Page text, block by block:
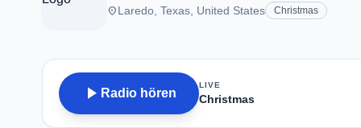
placeLaredo, Texas, United States Christmas
play_arrow Radio hören
LIVE
Christmas